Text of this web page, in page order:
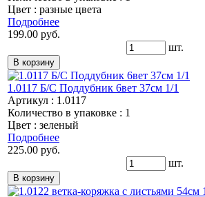
Цвет : разные цвета
Подробнее
199.00 руб.
шт.
1.0117 Б/С Поддубник 6вет 37см 1/1
Артикул : 1.0117
Количество в упаковке : 1
Цвет : зеленый
Подробнее
225.00 руб.
шт.